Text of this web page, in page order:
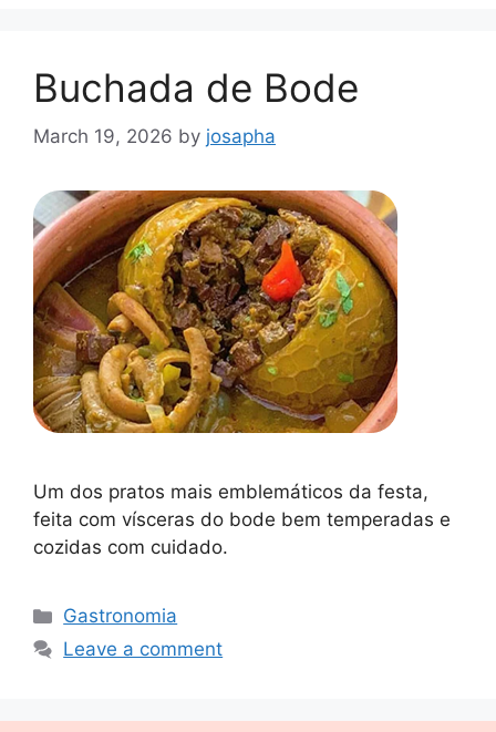
Buchada de Bode
March 19, 2026 by josapha
Um dos pratos mais emblemáticos da festa,
feita com vísceras do bode bem temperadas e
cozidas com cuidado.
Gastronomia
Leave a comment